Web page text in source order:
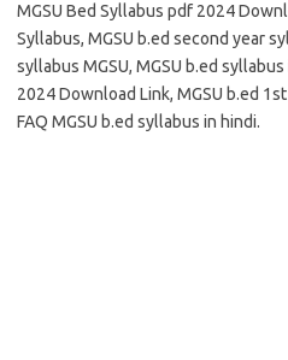
MGSU Bed Syllabus pdf 2024
Syllabus, MGSU b.ed second year
syllabus MGSU, MGSU b.ed
2024 Download Link, MGSU b.ed
FAQ MGSU b.ed syllabus in hindi.